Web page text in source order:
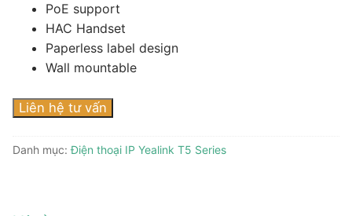
PoE support
HAC Handset
Paperless label design
Wall mountable
Liên hệ tư vấn
Danh mục:Điện thoại IP Yealink T5 Series